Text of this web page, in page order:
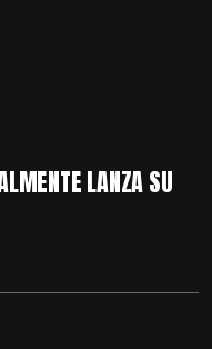
LANZA SU